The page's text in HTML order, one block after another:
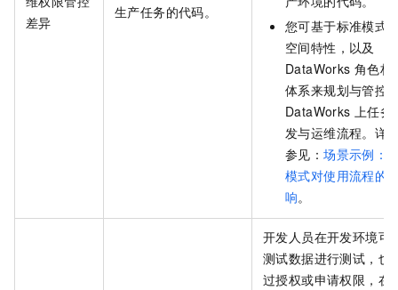
差异
生产任务的代码。
您可基于标准模式
空间特性，以及
DataWorks 角色权
体系来规划与管控
DataWorks 上任务
发与运维流程。详
参见：场景示例：
模式对使用流程的
响。
开发人员在开发环境可
测试数据进行测试，也
过授权或申请权限，在